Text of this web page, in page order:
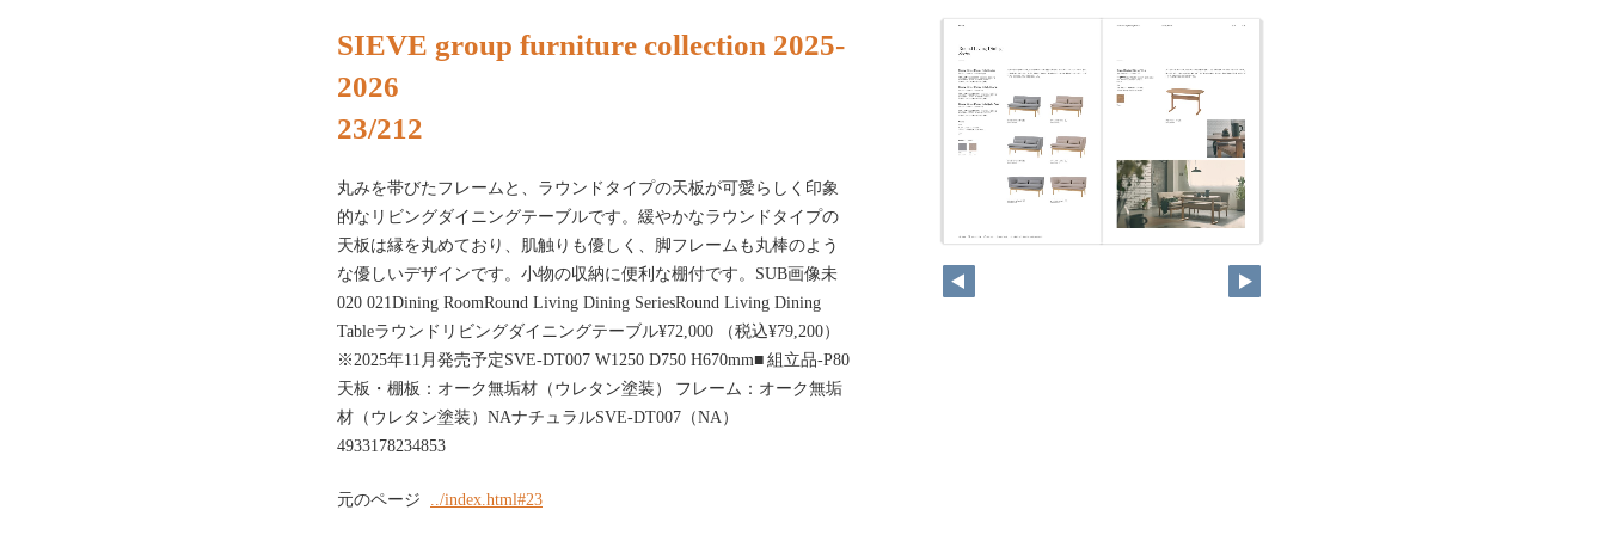
SIEVE group furniture collection 2025-
2026
23/212
丸みを帯びたフレームと、ラウンドタイプの天板が可愛らしく印象
的なリビングダイニングテーブルです。緩やかなラウンドタイプの
天板は縁を丸めており、肌触りも優しく、脚フレームも丸棒のよう
な優しいデザインです。小物の収納に便利な棚付です。SUB画像未
020 021Dining RoomRound Living Dining SeriesRound Living Dining
Tableラウンドリビングダイニングテーブル¥72,000 （税込¥79,200）
※2025年11月発売予定SVE-DT007 W1250 D750 H670mm■ 組立品-P80
天板・棚板：オーク無垢材（ウレタン塗装） フレーム：オーク無垢
材（ウレタン塗装）NAナチュラルSVE-DT007（NA）
4933178234853
元のページ ../index.html#23